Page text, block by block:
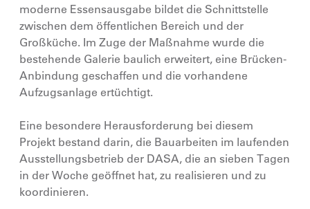
moderne Essensausgabe bildet die Schnittstelle
zwischen dem öffentlichen Bereich und der
Großküche. Im Zuge der Maßnahme wurde die
bestehende Galerie baulich erweitert, eine Brücken-
Anbindung geschaffen und die vorhandene
Aufzugsanlage ertüchtigt.
Eine besondere Herausforderung bei diesem
Projekt bestand darin, die Bauarbeiten im laufenden
Ausstellungsbetrieb der DASA, die an sieben Tagen
in der Woche geöffnet hat, zu realisieren und zu
koordinieren.